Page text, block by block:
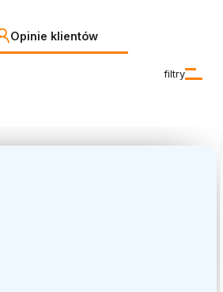
Opinie klientów
filtry